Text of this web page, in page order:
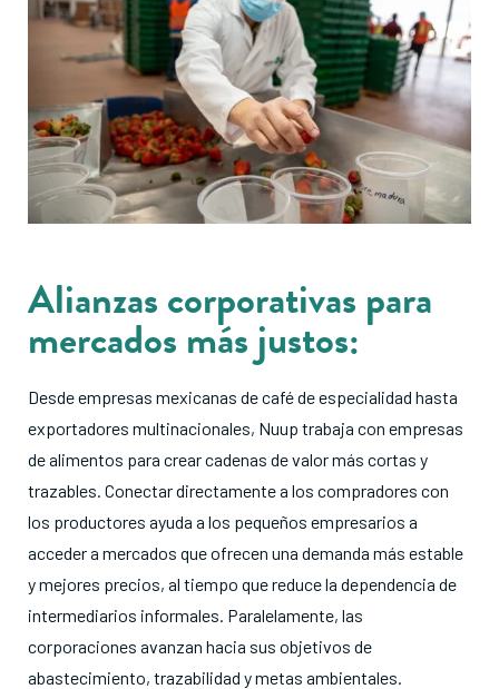
Alianzas corporativas para
mercados más justos:
Desde empresas mexicanas de café de especialidad hasta
exportadores multinacionales, Nuup trabaja con empresas
de alimentos para crear cadenas de valor más cortas y
trazables . Conectar directamente a los compradores con
los productores ayuda a los pequeños empresarios a
acceder a mercados que ofrecen una demanda más estable
y mejores precios, al tiempo que reduce la dependencia de
intermediarios informales . Paralelamente, las
corporaciones avanzan hacia sus objetivos de
abastecimiento, trazabilidad y metas ambientales